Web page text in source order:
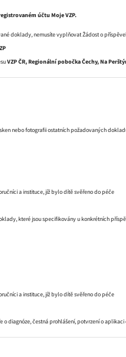
účtu Moje VZP.
doklady, nemusíte vyplňovat Žádost o
VZP ČR, Regionální pobočka Čechy, Na
nebo fotografii ostatních požadovaných
a instituce, jíž bylo dítě svěřeno do péče
které jsou specifikovány u konkrétních
a instituce, jíž bylo dítě svěřeno do péče
diagnóze, čestná prohlášení, potvrzení o